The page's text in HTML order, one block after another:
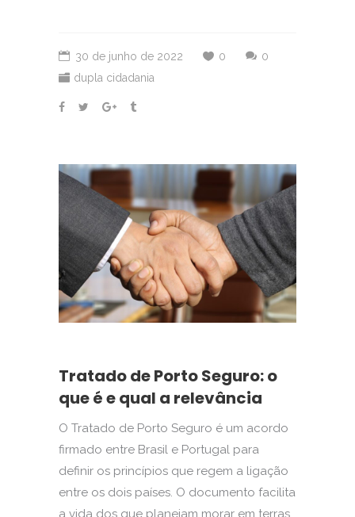
30 de junho de 2022 0
0
dupla cidadania
Tratado de Porto Seguro: o
que é e qual a relevância
O Tratado de Porto Seguro é um acordo
firmado entre Brasil e Portugal para
definir os princípios que regem a ligação
entre os dois países. O documento facilita
a vida dos que planejam morar em terras